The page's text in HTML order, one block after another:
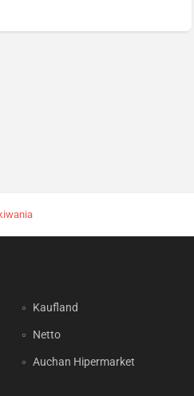
Kaufland
Netto
Auchan Hipermarket